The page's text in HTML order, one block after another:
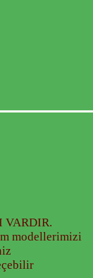
VARDIR.
modellerimizi